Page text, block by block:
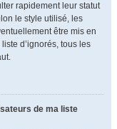
rapidement leur statut
le style utilisé, les
être mis en
d’ignorés, tous les
de ma liste